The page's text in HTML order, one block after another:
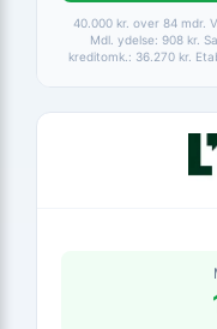
40.000 kr. over 84 mdr.
Mdl. ydelse: 908 kr.
kreditomk.: 36.270 kr.